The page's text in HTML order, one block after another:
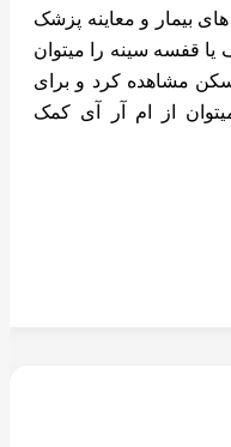
بیمار و معاینه پزشک
قفسه سینه را میتوان
مشاهده کرد و برای
از ام آر آی کمک